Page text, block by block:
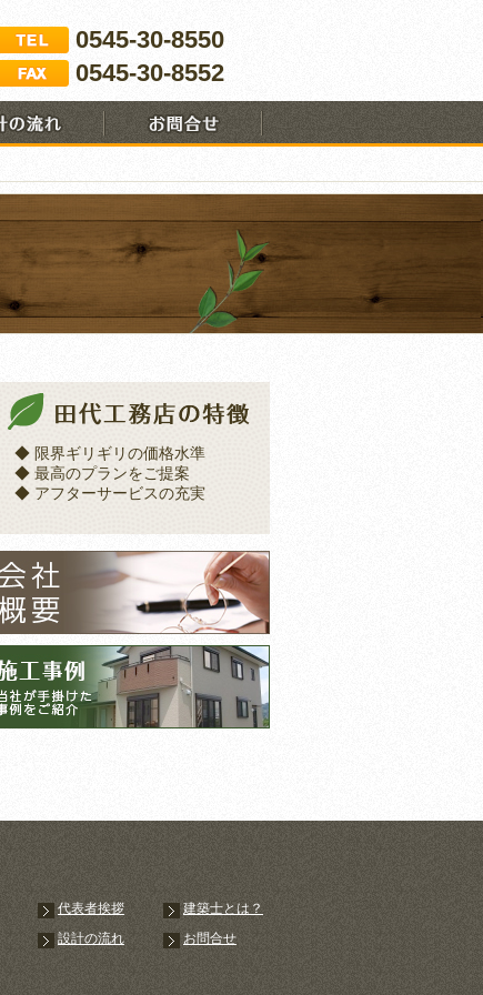
0545-30-8550
0545-30-8552
◆ 限界ギリギリの価格水準
◆ 最高のプランをご提案
◆ アフターサービスの充実
代表者挨拶
建築士とは？
設計の流れ お問合せ